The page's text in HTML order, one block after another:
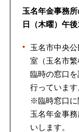
玉名年金事務
日（木曜）午後
玉名市中央
室（玉名市
臨時の窓口
行っています
※臨時窓口に
玉名年金事
いします。